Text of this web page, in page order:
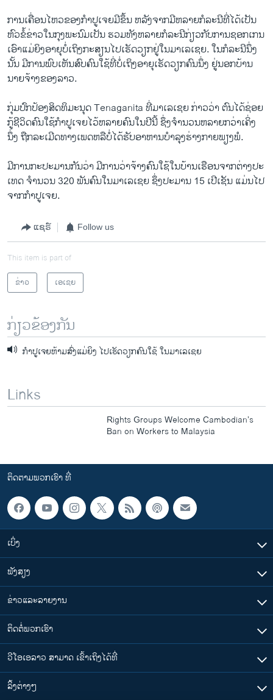
ການ​ເຄື່ອນ​ໄຫວ​ຂອງ​ກໍາປູ​ເຈຍ​ມີ​ຂຶ້ນ​ ຫລັງ​ຈາກ​ມີ​ຫລາຍ​ກໍລະນີ​ທີ່​ໄດ້​ເປັນ​
ຫົວ​ຂໍ້​ຂ່າວ​ໃນ​ກຸງ​ພະນົມ​ເປັນ ຮວມທັງຫລາຍ​ກໍລະນີ​ກ່ຽວ​ກັບ​ການ​ຊອກເກນ​
ເອົາ​ແມ່ຍິງອາຍຸບໍ່​ເຖິງ​ກະສຽນໄປ​ເຮັດ​ວຽກ​ຢູ່​ໃນ​ມາ​ເລ​ເຊຍ. ​ໃນ​ກໍລະ​ນີນຶ່ງ
ນັ້ນ ມີ​ການພົບ​ເຫັນ​ສົບຄົນ​ໃຊ້​ທີ່​ບໍ່​ເຖິງ​ອາຍຸ​ເຮັດ​ວຽກຄົນ​ນຶ່ງ ຢູ່​ນອກ​ບ້ານ​
ນາຍ​ຈ້າງ​ຂອງ​ລາວ.
ກຸ່ມ​ປົກ​ປ້ອງ​ສິດທິ​ມະນຸດ Tenaganita ທີ່​ມາ​ເລ​ເຊຍ ກ່າວ​ວ່າ ຕົນ​ໄດ້​ຊ່ອຍ​
ກູ້​ຊີວິດ​ຄົນ​ໃຊ້​ກໍາປູ​ເຈຍ​ໄວ້ຫລາຍ​ຄົນ​ໃນ​ປີ​ນີ້ ຊຶ່ງຈໍານວນຫລາຍກວ່າເຄິ່ງ
ນຶ່ງ ​ຖືກ​ລະ​ເມີດ​ທາງ​ເພດ​ຫລື​ບໍ່​ໄດ້​ຮັບ​ອາຫານ​ບໍາລຸງ​ຮ່າງກາຍ​ພຽງພໍ.
ມີ​ການ​ກະ​ປະມານ​ກັນ​ວ່າ ​ມີ​ການ​ວ່າ​ຈ້າງຄົນ​ໃຊ້​ໃນ​ບ້ານ​ເຮືອນ​ຈາກ​ຕ່າງປະ​
ເທດ ຈໍານວນ 320 ພັນຄົນ​ໃນ​ມາ​ເລ​ເຊຍ ຊຶ່ງປະມານ 15 ​ເປີເຊັນ ແມ່ນ​ໄປ
ຈາກ​ກໍາປູ​ເຈຍ.
ແຊຣ໌ Follow us
This item is part of
ຂ່າວ
ເອເຊຍ
ກ່ຽວຂ້ອງກັນ
ກໍາປູເຈຍຫ້າມສົ່ງແມ່ຍິງ ໄປເຮັດວຽກຄົນໃຊ້ ໃນມາເລເຊຍ
Links
Rights Groups Welcome Cambodian’s
Ban on Workers to Malaysia
ຕິດຕາມພວກເຮົາ ທີ່
ເບິ່ງ
ຟັງສຽງ
ຂ່າວແລະລາຍງານ
ຕິດຕໍ່ພວກເຮົາ
ວີໂອເອລາວ ສາມາດ ເຂົ້າເຖິງໄດ້ທີ່
​ລິ້ງ​ຕ່າງໆ